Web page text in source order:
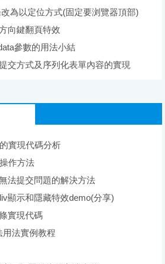
為以定位方式(固定要浏覽器頂部)
向鍵翻頁特效
參數的用法小結
交方式及序列化表單內容的實現
實現代碼分析
作方法
法提交問題的解決方法
顯示和隱藏特效demo(分享)
實現代碼
用法實例教程